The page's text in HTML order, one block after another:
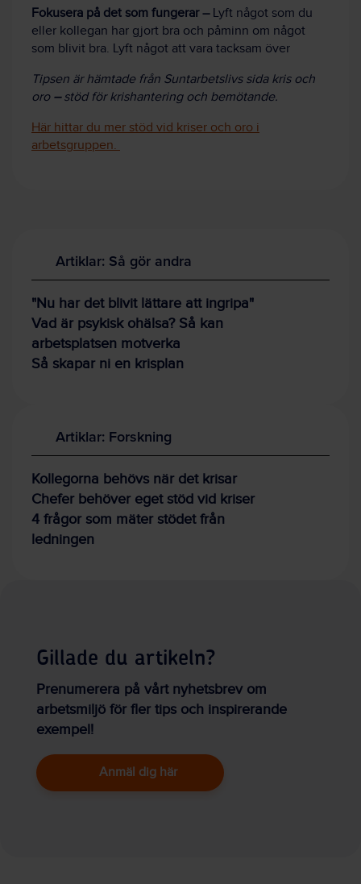
Fokusera på det som fungerar – Lyft något som du
eller kollegan har gjort bra och påminn om något
som blivit bra. Lyft något att vara tacksam över
Tipsen är hämtade från Suntarbetslivs sida kris och
oro –stöd för krishantering och bemötande.
Här hittar du mer stöd vid kriser och oro i
arbetsgruppen.
Artiklar: Så gör andra
"Nu har det blivit lättare att ingripa"
Vad är psykisk ohälsa? Så kan
arbetsplatsen motverka
Så skapar ni en krisplan
Artiklar: Forskning
Kollegorna behövs när det krisar
Chefer behöver eget stöd vid kriser
4 frågor som mäter stödet från
ledningen
Gillade du artikeln?
Prenumerera på vårt nyhetsbrev om
arbetsmiljö för fler tips och inspirerande
exempel!
Anmäl dig här